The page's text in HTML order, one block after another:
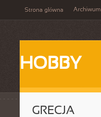
Strona główna Archiwum
HOBBY
GRECJA